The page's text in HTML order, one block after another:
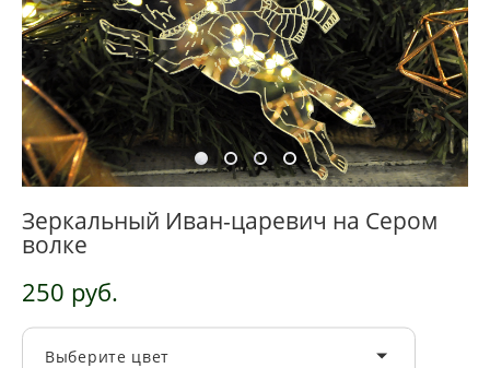
Зеркальный Иван-царевич на Сером
волке
250 pуб.
Выберите цвет